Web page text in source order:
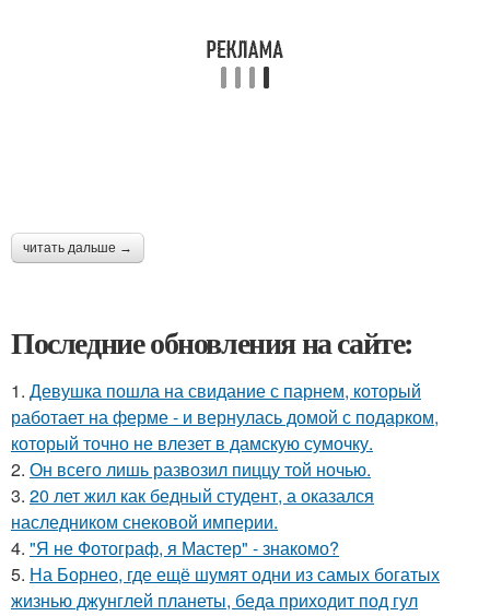
читать дальше →
Последние обновления на сайте:
1. Девушка пошла на свидание с парнем, который
работает на ферме - и вернулась домой с подарком,
который точно не влезет в дамскую сумочку.
2. Он всего лишь развозил пиццу той ночью.
3. 20 лет жил как бедный студент, а оказался
наследником снековой империи.
4. "Я не Фотограф, я Мастер" - знакомо?
5. На Борнео, где ещё шумят одни из самых богатых
жизнью джунглей планеты, беда приходит под гул